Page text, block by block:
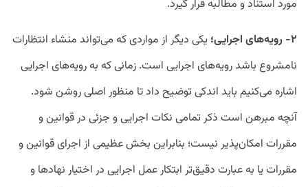
مورد استناد و مطالبه قرار گیرد.
۲- رویه‌های اجرایی؛
یکی دیگر از مواردی که می‌تواند منشاء انتظارات
نامشروع باشد رویه‌های اجرایی است. زمانی که به رویه‌های اجرایی
اشاره می‌کنیم باید اندکی توضیح داد تا منظور اصلی روشن شود.
آنچه مبرهن است ذکر تمامی نکات اجرایی و جزئی در قوانین و
مقررات امکان‌پذیر نیست؛ بنابراین بخش عظیمی از اجرای قوانین و
مقررات یا به عبارت دقیق‌تر ابتکار عمل اجرایی در اختیار نهادها و